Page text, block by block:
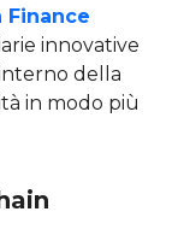
Finance
innovative
della
in modo più